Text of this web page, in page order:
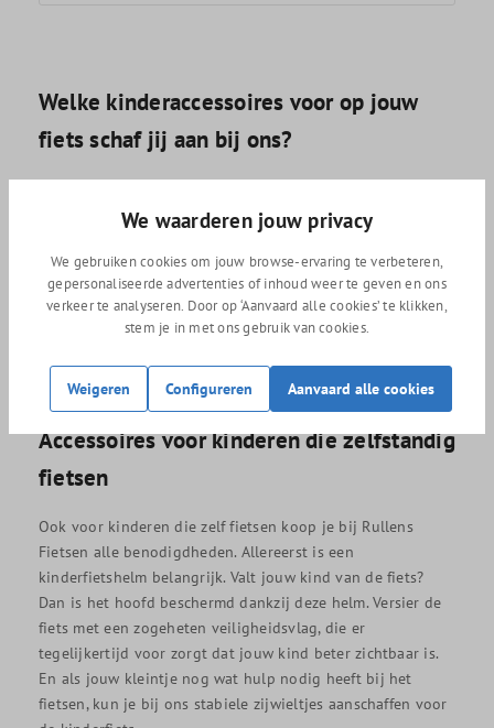
Welke kinderaccessoires voor op jouw
fiets schaf jij aan bij ons?
onze winkel producten die deze fietsritten veiliger maken.
Denk hierbij aan veilige fietsstoeltjes voor op de
bagagedrager of voor aan het stuur. Als jouw kleintje in
een voorzitje plaatsneemt, is een windscherm geen
overbodige luxe. Hiermee zorg je ervoor dat je kindje uit
de wind zit en geen vliegen in het gezicht krijgt. Dankzij
deze artikelen vergroot je de veiligheid en het comfort van
jouw kleintje tijdens fietsritten.
Accessoires voor kinderen die zelfstandig
fietsen
Ook voor kinderen die zelf fietsen koop je bij Rullens
Fietsen alle benodigdheden. Allereerst is een
kinderfietshelm belangrijk. Valt jouw kind van de fiets?
Dan is het hoofd beschermd dankzij deze helm. Versier de
fiets met een zogeheten veiligheidsvlag, die er
tegelijkertijd voor zorgt dat jouw kind beter zichtbaar is.
En als jouw kleintje nog wat hulp nodig heeft bij het
fietsen, kun je bij ons stabiele zijwieltjes aanschaffen voor
We waarderen jouw privacy
We gebruiken cookies om jouw browse-ervaring te verbeteren,
gepersonaliseerde advertenties of inhoud weer te geven en ons
verkeer te analyseren. Door op ‘Aanvaard alle cookies’ te klikken,
stem je in met ons gebruik van cookies.
Weigeren Configureren Aanvaard alle cookies